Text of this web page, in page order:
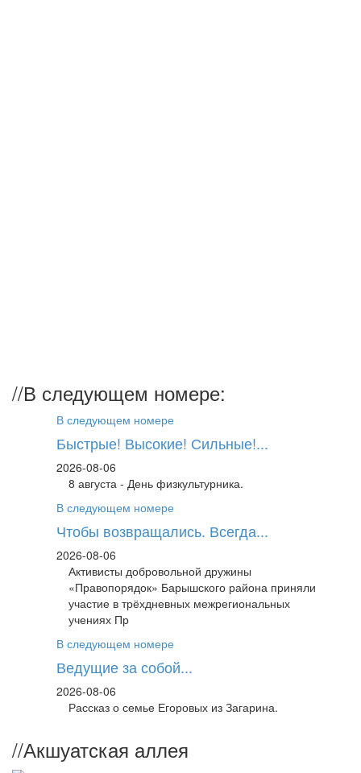
//В следующем номере:
В следующем номере
Быстрые! Высокие! Сильные!...
2026-08-06
8 августа - День физкультурника.
В следующем номере
Чтобы возвращались. Всегда...
2026-08-06
Активисты добровольной дружины
«Правопорядок» Барышского района приняли
участие в трёхдневных межрегиональных
учениях Пр
В следующем номере
Ведущие за собой...
2026-08-06
Рассказ о семье Егоровых из Загарина.
//Акшуатская аллея